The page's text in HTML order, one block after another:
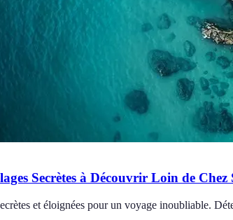
Secrètes à Découvrir Loin de Chez
et éloignées pour un voyage inoubliable.